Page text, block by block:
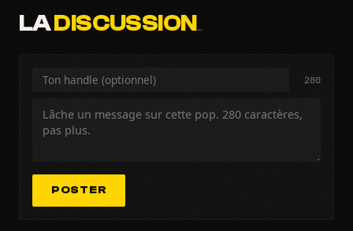
LADISCUSSION…
280
POSTER